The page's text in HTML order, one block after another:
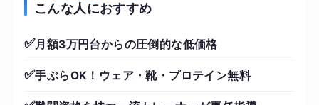
こんな人におすすめ
✅月額3万円台からの圧倒的な低価格
✅手ぶらOK！ウェア・靴・プロテイン無料